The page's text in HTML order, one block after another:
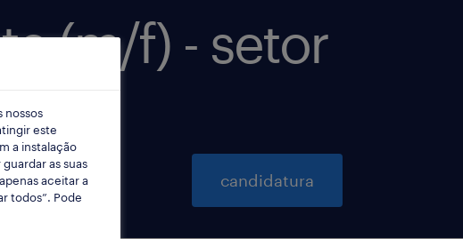
(m/f) - setor
candidatura
nossos
este
a instalação
as suas
aceitar a
todos”. Pode